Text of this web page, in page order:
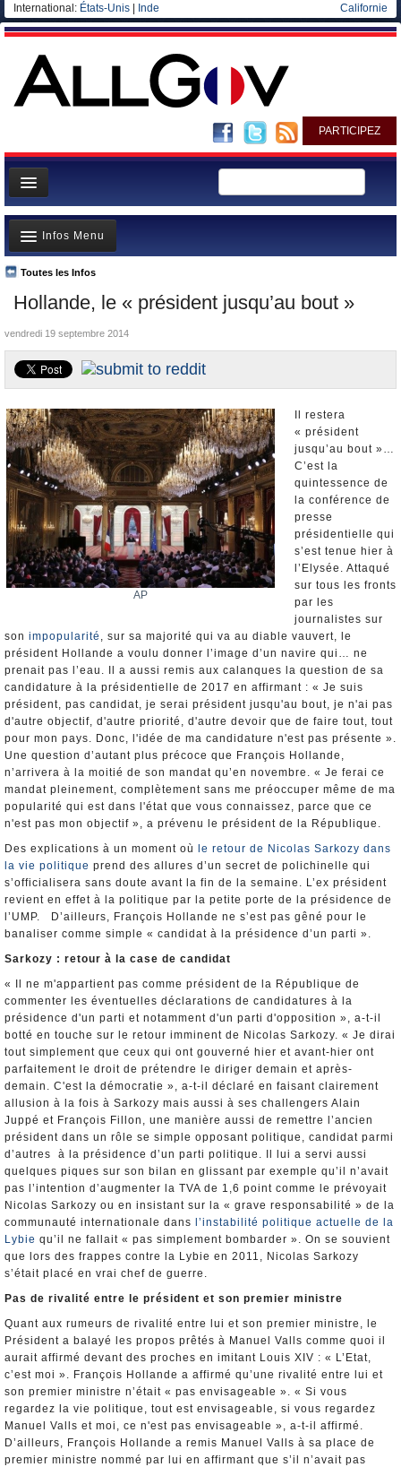
International: États-Unis Inde Californie
PARTICIPEZ
Page d'accueil
Infos
Gouvernement
Ministères/Directions
Blog
Elections européennes
Hollande, le « président jusqu’au bout »
Toutes les Infos
Infos Menu
A la Une
Polémiques
Où va l’argent?
La France et le Monde
Elections européennes
Infos insolites
vendredi 19 septembre 2014
AP
Il restera
« président
jusqu’au bout »…
C’est la
quintessence de
la conférence de
presse
présidentielle qui
s’est tenue hier à
l’Elysée. Attaqué
sur tous les fronts
par les
journalistes sur
son impopularité , sur sa majorité qui va au diable vauvert, le
président Hollande a voulu donner l’image d’un navire qui… ne
prenait pas l’eau. Il a aussi remis aux calanques la question de sa
candidature à la présidentielle de 2017 en affirmant : « Je suis
président, pas candidat, je serai président jusqu'au bout, je n'ai pas
d'autre objectif, d'autre priorité, d'autre devoir que de faire tout, tout
pour mon pays. Donc, l'idée de ma candidature n'est pas présente ».
Une question d’autant plus précoce que François Hollande,
n’arrivera à la moitié de son mandat qu’en novembre. « Je ferai ce
mandat pleinement, complètement sans me préoccuper même de ma
popularité qui est dans l'état que vous connaissez, parce que ce
n'est pas mon objectif », a prévenu le président de la République.
Des explications à un moment où
le retour de Nicolas Sarkozy dans
la vie politique prend des allures d’un secret de polichinelle qui
s’officialisera sans doute avant la fin de la semaine. L’ex président
revient en effet à la politique par la petite porte de la présidence de
l’UMP. D’ailleurs, François Hollande ne s’est pas gêné pour le
banaliser comme simple « candidat à la présidence d’un parti ».
Sarkozy : retour à la case de candidat
« Il ne m'appartient pas comme président de la République de
commenter les éventuelles déclarations de candidatures à la
présidence d'un parti et notamment d'un parti d'opposition », a-t-il
botté en touche sur le retour imminent de Nicolas Sarkozy. « Je dirai
tout simplement que ceux qui ont gouverné hier et avant-hier ont
parfaitement le droit de prétendre le diriger demain et après-
demain. C'est la démocratie », a-t-il déclaré en faisant clairement
allusion à la fois à Sarkozy mais aussi à ses challengers Alain
Juppé et François Fillon, une manière aussi de remettre l’ancien
président dans un rôle se simple opposant politique, candidat parmi
d’autres à la présidence d’un parti politique. Il lui a servi aussi
quelques piques sur son bilan en glissant par exemple qu’il n’avait
pas l’intention d’augmenter la TVA de 1,6 point comme le prévoyait
Nicolas Sarkozy ou en insistant sur la « grave responsabilité » de la
communauté internationale dans
l’instabilité politique actuelle de la
Lybie qu’il ne fallait « pas simplement bombarder ». On se souvient
que lors des frappes contre la Lybie en 2011, Nicolas Sarkozy
s’était placé en vrai chef de guerre.
Pas de rivalité entre le président et son premier ministre
Quant aux rumeurs de rivalité entre lui et son premier ministre, le
Président a balayé les propos prêtés à Manuel Valls comme quoi il
aurait affirmé devant des proches en imitant Louis XIV : « L’Etat,
c’est moi ». François Hollande a affirmé qu’une rivalité entre lui et
son premier ministre n’était « pas envisageable ». « Si vous
regardez la vie politique, tout est envisageable, si vous regardez
Manuel Valls et moi, ce n'est pas envisageable », a-t-il affirmé.
D’ailleurs, François Hollande a remis Manuel Valls à sa place de
premier ministre nommé par lui en affirmant que s’il n’avait pas